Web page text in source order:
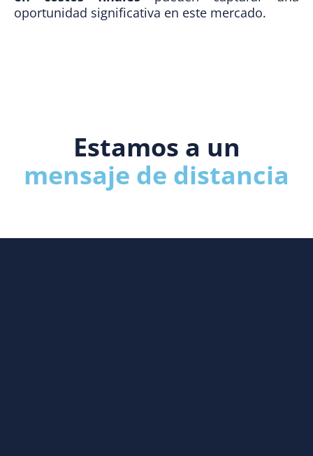
oportunidad significativa en este mercado.
Estamos a un
mensaje de distancia